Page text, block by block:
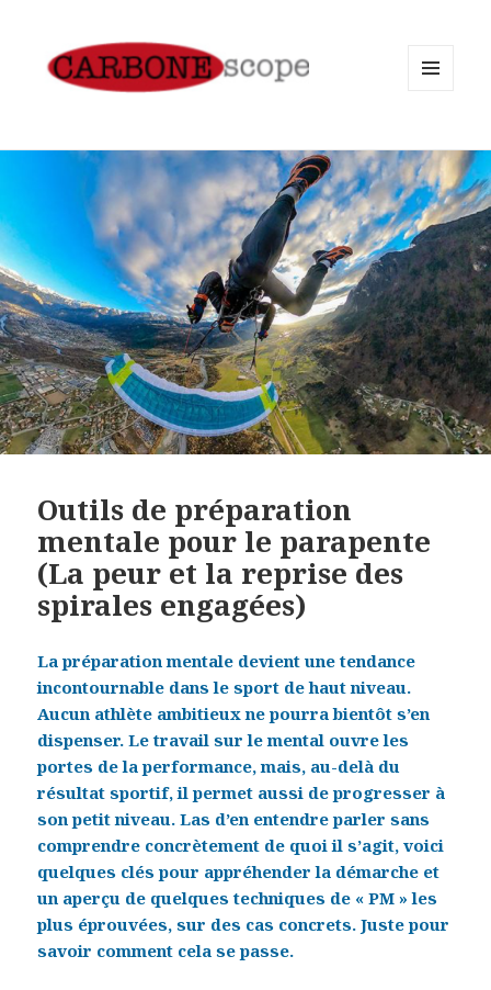
Outils de préparation
mentale pour le parapente
(La peur et la reprise des
spirales engagées)
La préparation mentale devient une tendance
incontournable dans le sport de haut niveau.
Aucun athlète ambitieux ne pourra bientôt s’en
dispenser. Le travail sur le mental ouvre les
portes de la performance, mais, au-delà du
résultat sportif, il permet aussi de progresser à
son petit niveau. Las d’en entendre parler sans
comprendre concrètement de quoi il s’agit, voici
quelques clés pour appréhender la démarche et
un aperçu de quelques techniques de « PM » les
plus éprouvées, sur des cas concrets. Juste pour
savoir comment cela se passe.